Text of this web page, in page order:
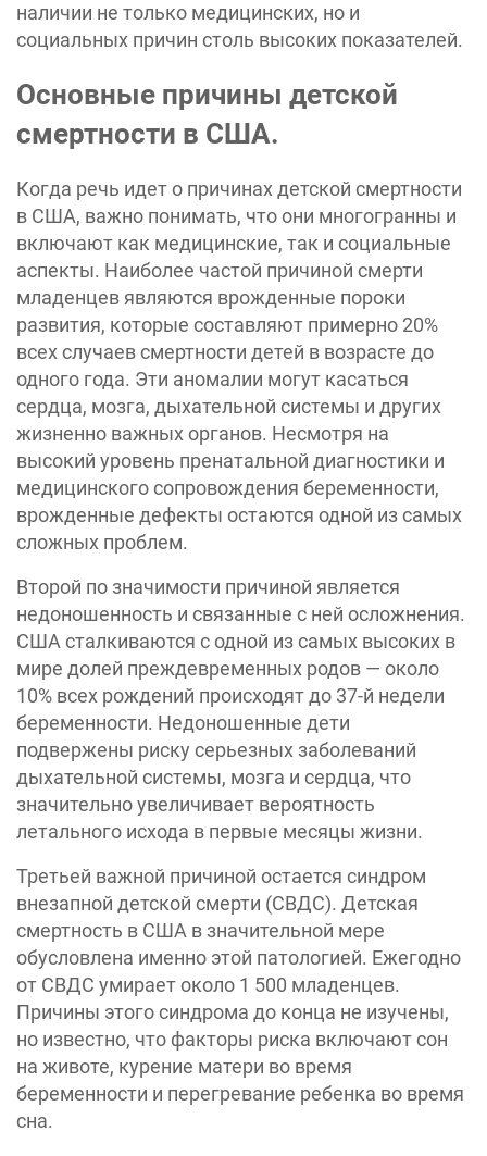
наличии не только медицинских, но и
социальных причин столь высоких показателей.
Основные причины детской
смертности в США.
Когда речь идет о причинах детской смертности
в США, важно понимать, что они многогранны и
включают как медицинские, так и социальные
аспекты. Наиболее частой причиной смерти
младенцев являются врожденные пороки
развития, которые составляют примерно 20%
всех случаев смертности детей в возрасте до
одного года. Эти аномалии могут касаться
сердца, мозга, дыхательной системы и других
жизненно важных органов. Несмотря на
высокий уровень пренатальной диагностики и
медицинского сопровождения беременности,
врожденные дефекты остаются одной из самых
сложных проблем.
Второй по значимости причиной является
недоношенность и связанные с ней осложнения.
США сталкиваются с одной из самых высоких в
мире долей преждевременных родов — около
10% всех рождений происходят до 37-й недели
беременности. Недоношенные дети
подвержены риску серьезных заболеваний
дыхательной системы, мозга и сердца, что
значительно увеличивает вероятность
летального исхода в первые месяцы жизни.
Третьей важной причиной остается синдром
внезапной детской смерти (СВДС). Детская
смертность в США в значительной мере
обусловлена именно этой патологией. Ежегодно
от СВДС умирает около 1 500 младенцев.
Причины этого синдрома до конца не изучены,
но известно, что факторы риска включают сон
на животе, курение матери во время
беременности и перегревание ребенка во время
сна.